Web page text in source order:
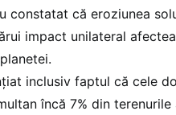
constatat că eroziunea
impact unilateral
inclusiv faptul că cele
încă 7% din